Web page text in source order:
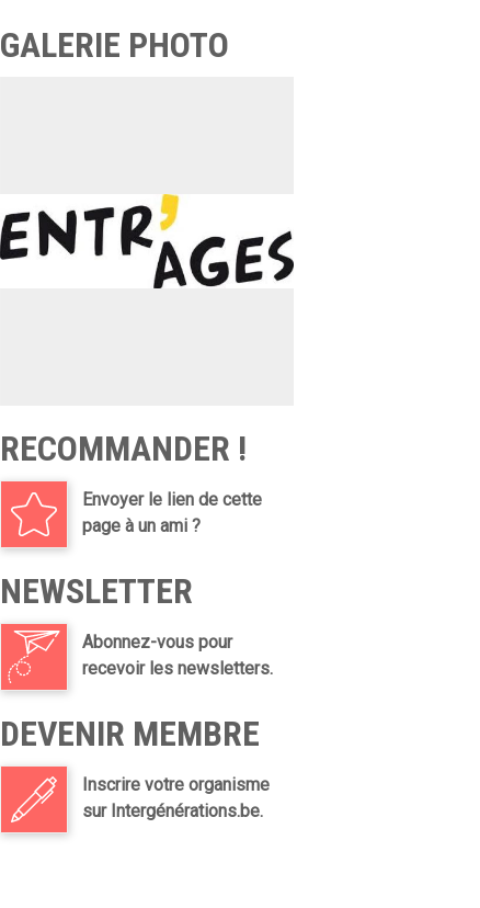
GALERIE PHOTO
RECOMMANDER !
Envoyer le lien de cette
page à un ami ?
NEWSLETTER
Abonnez-vous pour
recevoir les newsletters.
DEVENIR MEMBRE
Inscrire votre organisme
sur Intergénérations.be.